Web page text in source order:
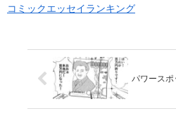
コミックエッセイランキング
パワース